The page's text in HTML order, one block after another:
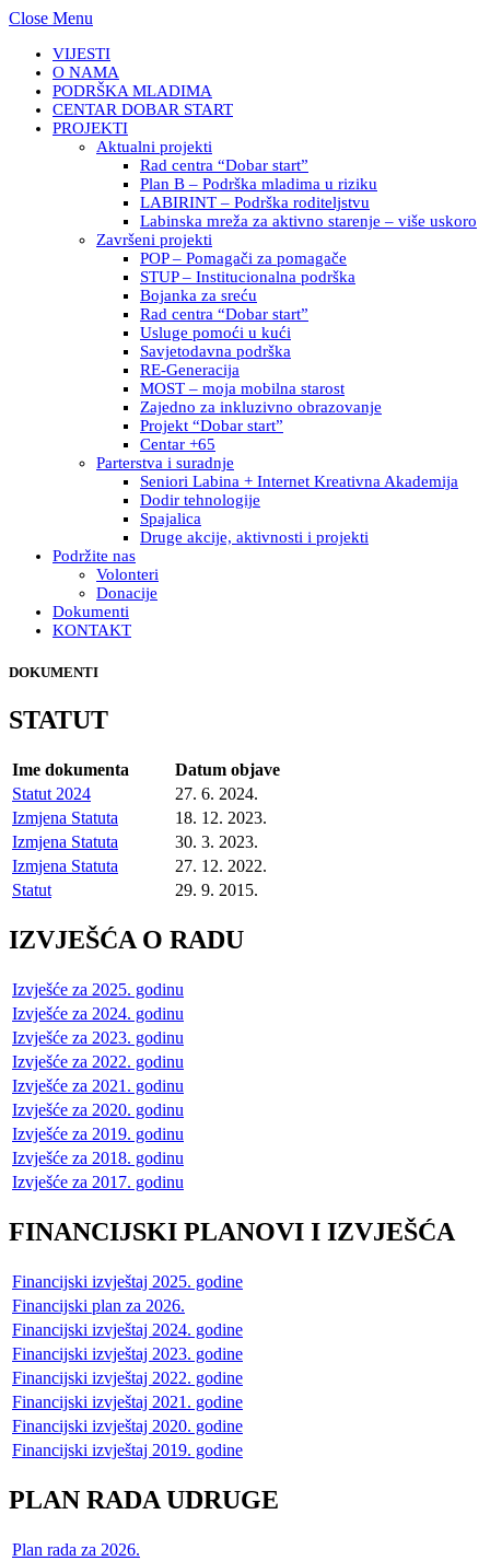
Close Menu
VIJESTI
O NAMA
PODRŠKA MLADIMA
CENTAR DOBAR START
PROJEKTI
Aktualni projekti
Rad centra “Dobar start”
Plan B – Podrška mladima u riziku
LABIRINT – Podrška roditeljstvu
Labinska mreža za aktivno starenje – više uskoro
Završeni projekti
POP – Pomagači za pomagače
STUP – Institucionalna podrška
Bojanka za sreću
Rad centra “Dobar start”
Usluge pomoći u kući
Savjetodavna podrška
RE-Generacija
MOST – moja mobilna starost
Zajedno za inkluzivno obrazovanje
Projekt “Dobar start”
Centar +65
Parterstva i suradnje
Seniori Labina + Internet Kreativna Akademija
Dodir tehnologije
Spajalica
Druge akcije, aktivnosti i projekti
Podržite nas
Volonteri
Donacije
Dokumenti
KONTAKT
DOKUMENTI
STATUT
Ime dokumenta
Datum objave
Statut 2024
27. 6. 2024.
Izmjena Statuta
18. 12. 2023.
Izmjena Statuta
30. 3. 2023.
Izmjena Statuta
27. 12. 2022.
Statut
29. 9. 2015.
IZVJEŠĆA O RADU
Izvješće za 2025. godinu
Izvješće za 2024. godinu
Izvješće za 2023. godinu
Izvješće za 2022. godinu
Izvješće za 2021. godinu
Izvješće za 2020. godinu
Izvješće za 2019. godinu
Izvješće za 2018. godinu
Izvješće za 2017. godinu
FINANCIJSKI PLANOVI I IZVJEŠĆA
Financijski izvještaj 2025. godine
Financijski plan za 2026.
Financijski izvještaj 2024. godine
Financijski izvještaj 2023. godine
Financijski izvještaj 2022. godine
Financijski izvještaj 2021. godine
Financijski izvještaj 2020. godine
Financijski izvještaj 2019. godine
PLAN RADA UDRUGE
Plan rada za 2026.